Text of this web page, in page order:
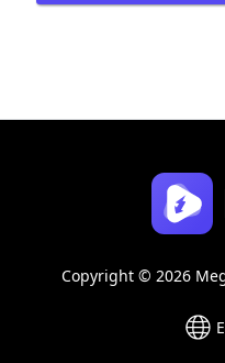
Copyright © 2026